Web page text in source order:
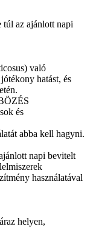
túl az ajánlott napi
való
hatást, és
és
abba kell hagyni.
napi bevitelt
használatával
helyen,